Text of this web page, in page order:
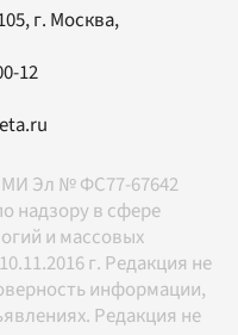
, г. Москва,
12
Эл № ФС77-67642
надзору в сфере
и массовых
г. Редакция не
информации,
Редакция не